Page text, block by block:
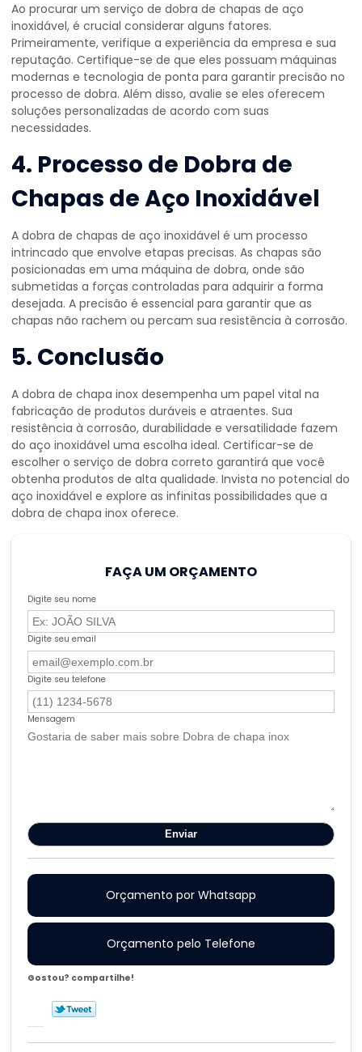
Ao procurar um serviço de dobra de chapas de aço
inoxidável, é crucial considerar alguns fatores.
Primeiramente, verifique a experiência da empresa e sua
reputação. Certifique-se de que eles possuam máquinas
modernas e tecnologia de ponta para garantir precisão no
processo de dobra. Além disso, avalie se eles oferecem
soluções personalizadas de acordo com suas
necessidades.
4. Processo de Dobra de
Chapas de Aço Inoxidável
A dobra de chapas de aço inoxidável é um processo
intrincado que envolve etapas precisas. As chapas são
posicionadas em uma máquina de dobra, onde são
submetidas a forças controladas para adquirir a forma
desejada. A precisão é essencial para garantir que as
chapas não rachem ou percam sua resistência à corrosão.
5. Conclusão
A dobra de chapa inox desempenha um papel vital na
fabricação de produtos duráveis e atraentes. Sua
resistência à corrosão, durabilidade e versatilidade fazem
do aço inoxidável uma escolha ideal. Certificar-se de
escolher o serviço de dobra correto garantirá que você
obtenha produtos de alta qualidade. Invista no potencial do
aço inoxidável e explore as infinitas possibilidades que a
dobra de chapa inox oferece.
FAÇA UM ORÇAMENTO
Digite seu nome
Digite seu email
Digite seu telefone
Mensagem
Orçamento por Whatsapp
Orçamento pelo Telefone
Gostou? compartilhe!